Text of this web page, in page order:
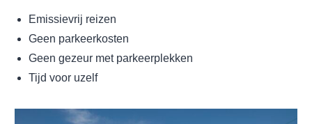
Emissievrij reizen
Geen parkeerkosten
Geen gezeur met parkeerplekken
Tijd voor uzelf